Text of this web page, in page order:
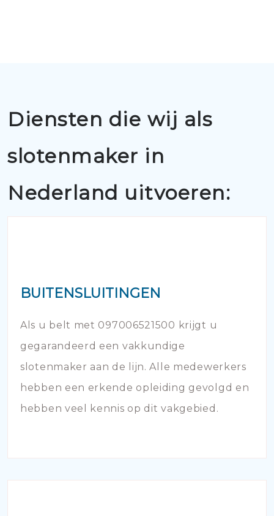
Diensten die wij als
slotenmaker in
Nederland uitvoeren:
BUITENSLUITINGEN
Als u belt met 097006521500 krijgt u
gegarandeerd een vakkundige
slotenmaker aan de lijn. Alle medewerkers
hebben een erkende opleiding gevolgd en
hebben veel kennis op dit vakgebied.